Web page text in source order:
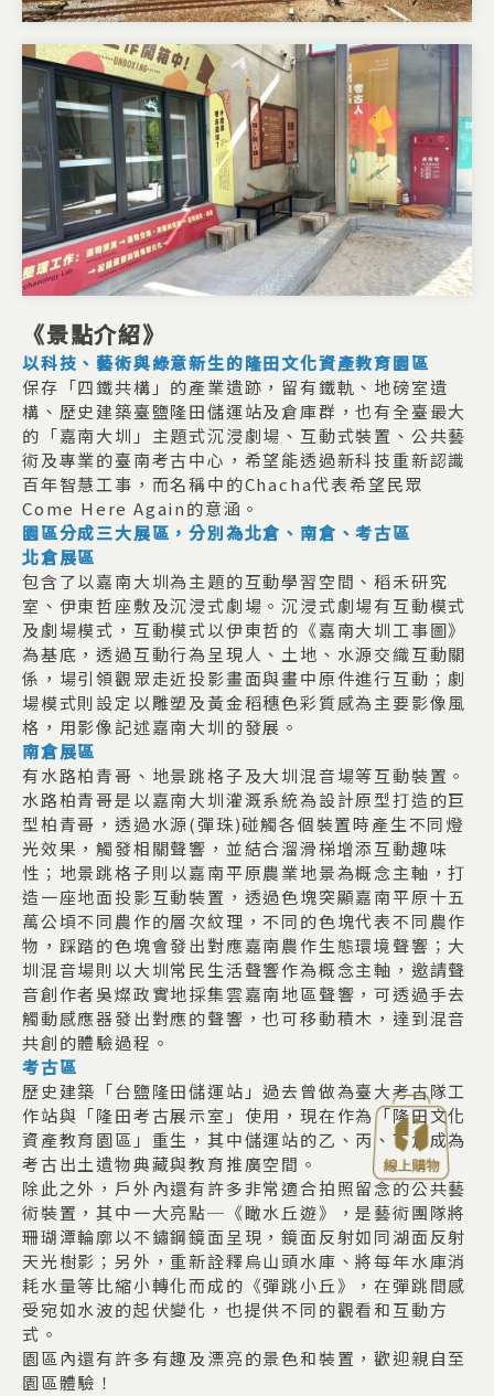
《景點介紹》
以科技、藝術與綠意新生的隆田文化資產教育園區
保存「四鐵共構」的產業遺跡，留有鐵軌、地磅室遺
構、歷史建築臺鹽隆田儲運站及倉庫群，也有全臺最大
的「嘉南大圳」主題式沉浸劇場、互動式裝置、公共藝
術及專業的臺南考古中心，希望能透過新科技重新認識
百年智慧工事，而名稱中的Chacha代表希望民眾
Come Here Again的意涵。
園區分成三大展區，分別為北倉、南倉、考古區
北倉展區
包含了以嘉南大圳為主題的互動學習空間、稻禾研究
室、伊東哲座敷及沉浸式劇場。沉浸式劇場有互動模式
及劇場模式，互動模式以伊東哲的《嘉南大圳工事圖》
為基底，透過互動行為呈現人、土地、水源交織互動關
係，場引領觀眾走近投影畫面與畫中原件進行互動；劇
場模式則設定以雕塑及黃金稻穗色彩質感為主要影像風
格，用影像記述嘉南大圳的發展。
南倉展區
有水路柏青哥、地景跳格子及大圳混音場等互動裝置。
水路柏青哥是以嘉南大圳灌溉系統為設計原型打造的巨
型柏青哥，透過水源(彈珠)碰觸各個裝置時產生不同燈
光效果，觸發相關聲響，並結合溜滑梯增添互動趣味
性；地景跳格子則以嘉南平原農業地景為概念主軸，打
造一座地面投影互動裝置，透過色塊突顯嘉南平原十五
萬公頃不同農作的層次紋理，不同的色塊代表不同農作
物，踩踏的色塊會發出對應嘉南農作生態環境聲響；大
圳混音場則以大圳常民生活聲響作為概念主軸，邀請聲
音創作者吳燦政實地採集雲嘉南地區聲響，可透過手去
觸動感應器發出對應的聲響，也可移動積木，達到混音
共創的體驗過程。
考古區
歷史建築「台鹽隆田儲運站」過去曾做為臺大考古隊工
作站與「隆田考古展示室」使用，現在作為「隆田文化
資產教育園區」重生，其中儲運站的乙、丙、丁倉成為
考古出土遺物典藏與教育推廣空間。
除此之外，戶外內還有許多非常適合拍照留念的公共藝
術裝置，其中一大亮點─《瞰水丘遊》，是藝術團隊將
珊瑚潭輪廓以不鏽鋼鏡面呈現，鏡面反射如同湖面反射
天光樹影；另外，重新詮釋烏山頭水庫、將每年水庫消
耗水量等比縮小轉化而成的《彈跳小丘》，在彈跳間感
受宛如水波的起伏變化，也提供不同的觀看和互動方
式。
園區內還有許多有趣及漂亮的景色和裝置，歡迎親自至
園區體驗！